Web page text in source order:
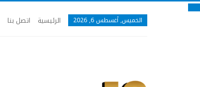
الخميس, أغسطس 6, 2026 الرئيسية اتصل بنا